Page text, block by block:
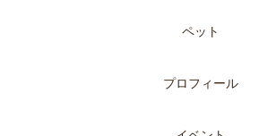
ペット
プロフィール